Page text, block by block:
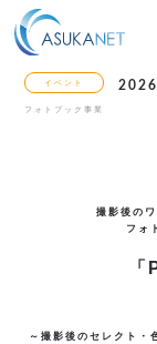
イベント
フォトブック事業
撮影後の
フォ
～撮影後のセレクト・